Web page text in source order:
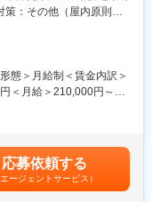
アスペシャリストとし
市場価値をあげたいと
保できる環境の準備が
おり、定期的な面談な
メーカーである同社の
的にも大きな需要が見
ため材料開発を強化し
ます。
ナー、顧客へ訪問する
開発を進めます。
策：その他（屋内原則禁
態＞月給制＜賃金内訳＞
＜月給＞210,000円～
じて上下する可能性が
た表記です。
応募依頼する
エージェントサービス）